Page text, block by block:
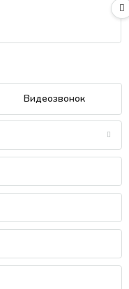
Видеозвонок